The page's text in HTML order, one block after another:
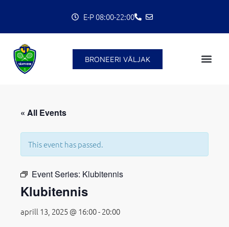
content
E-P 08:00-22:00
BRONEERI VÄLJAK
« All Events
This event has passed.
Event Series: Klubitennis
Klubitennis
aprill 13, 2025 @ 16:00-20:00